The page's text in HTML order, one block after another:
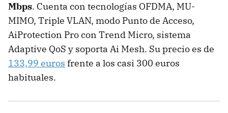
Mbps. Cuenta con tecnologías OFDMA, MU-
MIMO, Triple VLAN, modo Punto de Acceso,
AiProtection Pro con Trend Micro, sistema
Adaptive QoS y soporta Ai Mesh. Su precio es de
133,99 euros frente a los casi 300 euros
habituales.